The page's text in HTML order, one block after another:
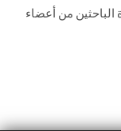
الباحثين من أعضاء